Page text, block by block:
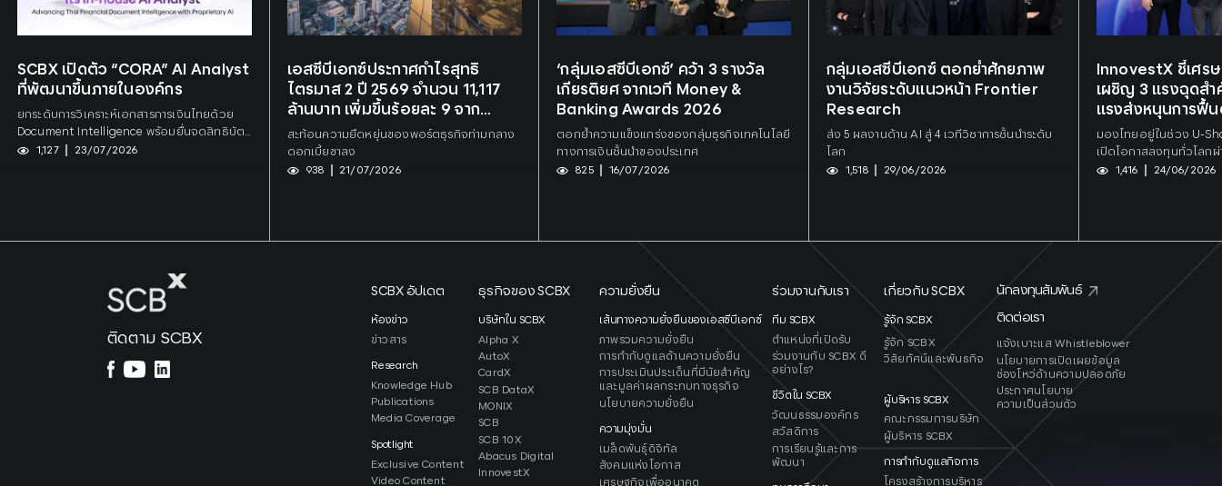
Tags:SCBX
SCBX เปิดตัว “CORA” AI Analyst
ที่พัฒนาขึ้นภายในองค์กร
ยกระดับการวิเคราะห์เอกสารการเงินไทยด้วย
Document Intelligence พร้อมยื่นจดสิทธิบัตร
เทคโนโลยีหลัก
1,127 23/07/2026
Tags:SCBX
เอสซีบีเอกซ์ประกาศกำไรสุทธิ
ไตรมาส 2 ปี 2569 จำนวน 11,117
ล้านบาท เพิ่มขึ้นร้อยละ 9 จาก
ไตรมาสก่อน
สะท้อนความยืดหยุ่นของพอร์ตธุรกิจท่ามกลาง
ดอกเบี้ยขาลง
938 21/07/2026
Tags: Awards
‘กลุ่มเอสซีบีเอกซ์’ คว้า 3 รางวัล
เกียรติยศ จากเวที Money &
Banking Awards 2026
ตอกย้ำความแข็งแกร่งของกลุ่มธุรกิจเทคโนโลยี
ทางการเงินชั้นนำของประเทศ
825 16/07/2026
Tags: AI research
กลุ่มเอสซีบีเอกซ์ ตอกย้ำศักยภาพ
งานวิจัยระดับแนวหน้า Frontier
Research
ส่ง 5 ผลงานด้าน AI สู่ 4 เวทีวิชาการชั้นนำระดับ
โลก
1,518 29/06/2026
Tags: InnovestX
InnovestX ชี้เศร
เผชิญ 3 แรงฉุดสำ
แรงส่งหนุนการฟื้
มองไทยอยู่ในช่วง U-
เปิดโอกาสลงทุนทั่วโลกผ่
ทรัพย์1,416 24/06/2026
ติดตาม SCBX
SCBX อัปเดต
ห้องข่าว
ข่าวสาร
Research
Knowledge Hub
Publications
Media Coverage
Spotlight
Exclusive Content
Video Content
ธุรกิจของ SCBX
บริษัทใน SCBX
Alpha X
AutoX
CardX
SCB DataX
MONIX
SCB
SCB 10X
Abacus Digital
InnovestX
ความยั่งยืน
เส้นทางความยั่งยืนของเอสซีบีเอกซ์
ภาพรวมความยั่งยืน
การกำกับดูแลด้านความยั่งยืน
การประเมินประเด็นที่มีนัยสำคัญ
และมูลค่าผลกระทบทางธุรกิจ
นโยบายความยั่งยืน
ความมุ่งมั่น
เมล็ดพันธุ์ดิจิทัล
สังคมแห่งโอกาส
เศรษฐกิจเพื่ออนาคต
ร่วมงานกับเรา
ทีม SCBX
ตำแหน่งที่เปิดรับ
ร่วมงานกับ SCBX ดี
อย่างไร?
ชีวิตใน SCBX
วัฒนธรรมองค์กร
สวัสดิการ
การเรียนรู้และการ
พัฒนา
เกี่ยวกับ SCBX
รู้จัก SCBX
รู้จัก SCBX
วิสัยทัศน์และพันธกิจ
ผู้บริหาร SCBX
คณะกรรมการบริษัท
ผู้บริหาร SCBX
การกำกับดูแลกิจการ
โครงสร้างการบริหาร
นักลงทุนสัมพันธ์
ติดต่อเรา
แจ้งเบาะแส Whistleblower
นโยบายการเปิดเผยข้อมูล
ช่องโหว่ด้านความปลอดภัย
ประกาศนโยบาย
ความเป็นส่วนตัว